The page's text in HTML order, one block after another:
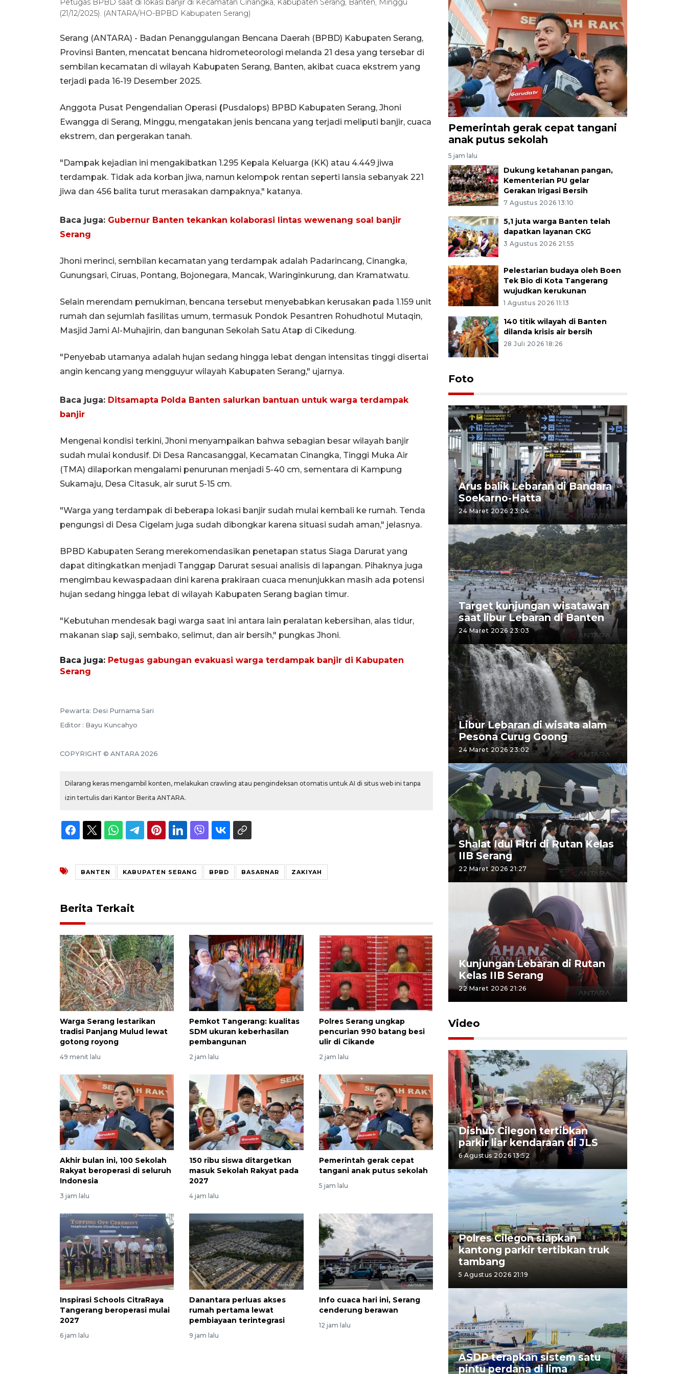
Petugas BPBD saat di lokasi banjir di Kecamatan Cinangka, Kabupaten Serang, Banten, Minggu
(21/12/2025). (ANTARA/HO-BPBD Kabupaten Serang)
Serang (ANTARA) - Badan Penanggulangan Bencana Daerah (BPBD) Kabupaten Serang,
Provinsi Banten, mencatat bencana hidrometeorologi melanda 21 desa yang tersebar di
sembilan kecamatan di wilayah Kabupaten Serang, Banten, akibat cuaca ekstrem yang
terjadi pada 16-19 Desember 2025.
Anggota Pusat Pengendalian Operasi (Pusdalops) BPBD Kabupaten Serang, Jhoni
Ewangga di Serang, Minggu, mengatakan jenis bencana yang terjadi meliputi banjir, cuaca
ekstrem, dan pergerakan tanah.
"Dampak kejadian ini mengakibatkan 1.295 Kepala Keluarga (KK) atau 4.449 jiwa
terdampak. Tidak ada korban jiwa, namun kelompok rentan seperti lansia sebanyak 221
jiwa dan 456 balita turut merasakan dampaknya," katanya.
Baca juga: Gubernur Banten tekankan kolaborasi lintas wewenang soal banjir
Serang
Jhoni merinci, sembilan kecamatan yang terdampak adalah Padarincang, Cinangka,
Gunungsari, Ciruas, Pontang, Bojonegara, Mancak, Waringinkurung, dan Kramatwatu.
Selain merendam pemukiman, bencana tersebut menyebabkan kerusakan pada 1.159 unit
rumah dan sejumlah fasilitas umum, termasuk Pondok Pesantren Rohudhotul Mutaqin,
Masjid Jami Al-Muhajirin, dan bangunan Sekolah Satu Atap di Cikedung.
"Penyebab utamanya adalah hujan sedang hingga lebat dengan intensitas tinggi disertai
angin kencang yang mengguyur wilayah Kabupaten Serang," ujarnya.
Baca juga: Ditsamapta Polda Banten salurkan bantuan untuk warga terdampak
banjir
Mengenai kondisi terkini, Jhoni menyampaikan bahwa sebagian besar wilayah banjir
sudah mulai kondusif. Di Desa Rancasanggal, Kecamatan Cinangka, Tinggi Muka Air
(TMA) dilaporkan mengalami penurunan menjadi 5-40 cm, sementara di Kampung
Sukamaju, Desa Citasuk, air surut 5-15 cm.
"Warga yang terdampak di beberapa lokasi banjir sudah mulai kembali ke rumah. Tenda
pengungsi di Desa Cigelam juga sudah dibongkar karena situasi sudah aman," jelasnya.
BPBD Kabupaten Serang merekomendasikan penetapan status Siaga Darurat yang
dapat ditingkatkan menjadi Tanggap Darurat sesuai analisis di lapangan. Pihaknya juga
mengimbau kewaspadaan dini karena prakiraan cuaca menunjukkan masih ada potensi
hujan sedang hingga lebat di wilayah Kabupaten Serang bagian timur.
"Kebutuhan mendesak bagi warga saat ini antara lain peralatan kebersihan, alas tidur,
makanan siap saji, sembako, selimut, dan air bersih," pungkas Jhoni.
Baca juga: Petugas gabungan evakuasi warga terdampak banjir di Kabupaten
Serang
Pewarta: Desi Purnama Sari
Editor : Bayu Kuncahyo
COPYRIGHT © ANTARA 2026
Dilarang keras mengambil konten, melakukan crawling atau pengindeksan otomatis untuk AI di situs web ini tanpa
izin tertulis dari Kantor Berita ANTARA.
BANTEN KABUPATEN SERANG BPBD BASARNAR ZAKIYAH
Berita Terkait
Warga Serang lestarikan
tradisi Panjang Mulud lewat
gotong royong
49 menit lalu
Pemkot Tangerang: kualitas
SDM ukuran keberhasilan
pembangunan
2 jam lalu
Polres Serang ungkap
pencurian 990 batang besi
ulir di Cikande
2 jam lalu
Akhir bulan ini, 100 Sekolah
Rakyat beroperasi di seluruh
Indonesia
3 jam lalu
150 ribu siswa ditargetkan
masuk Sekolah Rakyat pada
2027
4 jam lalu
Pemerintah gerak cepat
tangani anak putus sekolah
5 jam lalu
Inspirasi Schools CitraRaya
Tangerang beroperasi mulai
2027
6 jam lalu
Danantara perluas akses
rumah pertama lewat
pembiayaan terintegrasi
9 jam lalu
Info cuaca hari ini, Serang
cenderung berawan
12 jam lalu
Pemerintah gerak cepat tangani
anak putus sekolah
5 jam lalu
Dukung ketahanan pangan,
Kementerian PU gelar
Gerakan Irigasi Bersih
7 Agustus 2026 13:10
5,1 juta warga Banten telah
dapatkan layanan CKG
3 Agustus 2026 21:55
Pelestarian budaya oleh Boen
Tek Bio di Kota Tangerang
wujudkan kerukunan
1 Agustus 2026 11:13
140 titik wilayah di Banten
dilanda krisis air bersih
28 Juli 2026 18:26
Foto
Arus balik Lebaran di Bandara
Soekarno-Hatta
24 Maret 2026 23:04
Target kunjungan wisatawan
saat libur Lebaran di Banten
24 Maret 2026 23:03
Libur Lebaran di wisata alam
Pesona Curug Goong
24 Maret 2026 23:02
Shalat Idul Fitri di Rutan Kelas
IIB Serang
22 Maret 2026 21:27
Kunjungan Lebaran di Rutan
Kelas IIB Serang
22 Maret 2026 21:26
Video
Dishub Cilegon tertibkan
parkir liar kendaraan di JLS
6 Agustus 2026 13:52
Polres Cilegon siapkan
kantong parkir tertibkan truk
tambang
5 Agustus 2026 21:19
ASDP terapkan sistem satu
pintu perdana di lima